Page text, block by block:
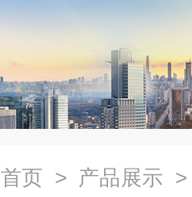
首页 > 产品展示